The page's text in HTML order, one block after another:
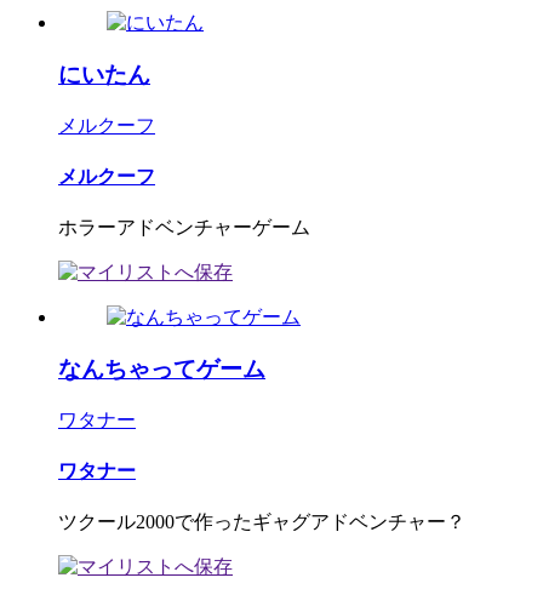
にいたん
メルクーフ
メルクーフ
ホラーアドベンチャーゲーム
なんちゃってゲーム
ワタナー
ワタナー
ツクール2000で作ったギャグアドベンチャー？